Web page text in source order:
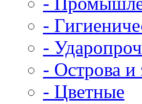
-
-
- Острова и
- Цветные